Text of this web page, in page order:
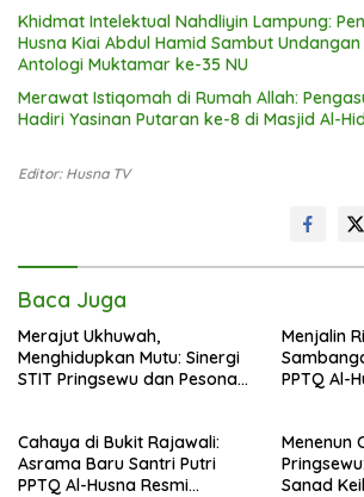
Khidmat Intelektual Nahdliyin Lampung:
Husna Kiai Abdul Hamid Sambut Undangan
Antologi Muktamar ke-35 NU
Merawat Istiqomah di Rumah Allah:
Hadiri Yasinan Putaran ke-8 di Masjid Al-
Editor: Husna TV
Baca Juga
Merajut Ukhuwah,
Menghidupkan Mutu: Sinergi
STIT Pringsewu dan Pesona
Menjalin
PPTQ Al-
Suci
Cahaya di Bukit Rajawali:
Asrama Baru Santri Putri
PPTQ Al-Husna Resmi
Menenun
Sanad